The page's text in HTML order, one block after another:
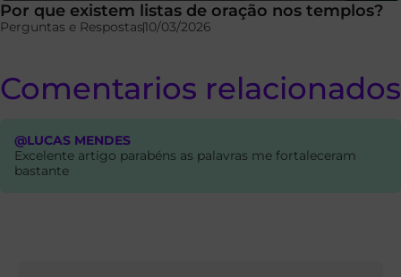
Por que existem listas de oração nos templos?
Perguntas e Respostas10/03/2026
Comentarios relacionados
@LUCAS MENDES
Excelente artigo parabéns as palavras me fortaleceram
bastante